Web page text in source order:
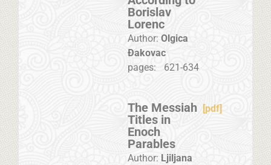
Borislav
Lorenc
Author: Olgica
Đakovac
pages:
621-634
The Messiah
Titles in
Enoch
Parables
[pdf]
Author: Ljiljana